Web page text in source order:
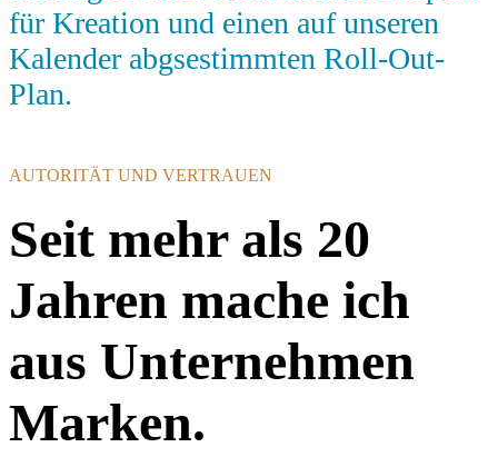
für Kreation und einen auf unseren
Kalender abgsestimmten Roll-Out-
Plan.
AUTORITÄT UND VERTRAUEN
Seit mehr als 20
Jahren mache ich
aus Unternehmen
Marken.